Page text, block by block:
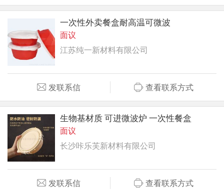
一次性外卖餐盒耐高温可微波
面议
江苏纯一新材料有限公司
发联系信 查看联系方式
生物基材质 可进微波炉 一次性餐盒
面议
长沙咔乐芙新材料有限公司
发联系信 查看联系方式